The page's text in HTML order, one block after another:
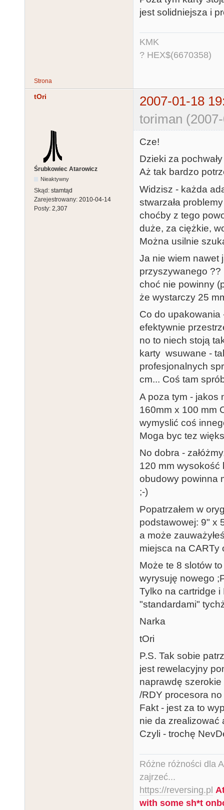
jest solidniejsza i
KMK
? HEX$(6670358)
Strona
tOri
2007-01-18
toriman
Śrubkowiec Atarowicz
Nieaktywny
Skąd: stamtąd
Zarejestrowany: 2010-04-14
Posty: 2,307
Cze!
Dzieki za
Aż tak bardzo
Widzisz - każda
stwarzała problemy
choćby z tego
duże, za ciężkie,
Można usilnie
Ja nie wiem nawet
przyszywanego ??
choć nie powinny
że wystarczy 25
Co do upakowania
efektywnie
no to niech stoją
karty wsuwane -
profesjonalnych
cm... Coś tam
A poza tym - jakos
160mm x 100 mm
wymyslić coś
Moga byc tez
No dobra -
120 mm wysokość
obudowy powinna
;-)
Popatrzałem w
podstawowej: 9" x
a może
miejsca na CARTy
Może te 8 slotów
wyrysuję nowego
Tylko na cartridge i
"standardami"
Narka
tOri
P.S. Tak sobie
jest rewelacyjny
naprawdę
/RDY procesora
Fakt - jest za to
nie da zrealizować
Czyli - trochę
Różne różności dla
zajrzeć...
https://reversing.pl
with some sh*t